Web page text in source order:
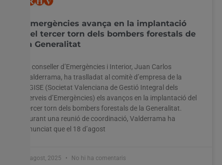
Emergències avança en la implantació
del tercer torn dels bombers forestals de
la Generalitat
El conseller d’Emergències i Interior, Juan Carlos
Valderrama, ha traslladat al comitè d’empresa de la
SGISE (Societat Valenciana de Gestió Integral dels
Serveis d’Emergències) els avanços en la implantació del
tercer torn dels bombers forestals de la Generalitat.
Durant una reunió de coordinació, Valderrama ha
anunciat que el 18 d’agost
8 agost, 2025 No hi ha comentaris